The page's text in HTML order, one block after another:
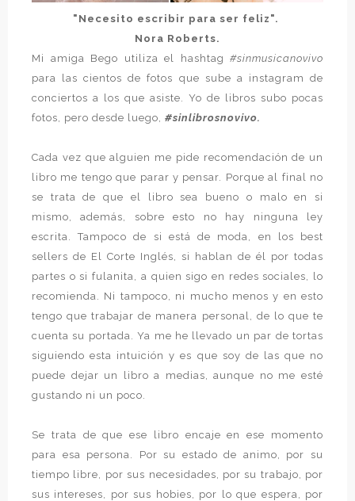
"Necesito escribir para ser feliz".
Nora Roberts.
Mi amiga Bego utiliza el hashtag #sinmusicanovivo
para las cientos de fotos que sube a instagram de
conciertos a los que asiste. Yo de libros subo pocas
fotos, pero desde luego, #sinlibrosnovivo.
Cada vez que alguien me pide recomendación de un
libro me tengo que parar y pensar. Porque al final no
se trata de que el libro sea bueno o malo en si
mismo, además, sobre esto no hay ninguna ley
escrita. Tampoco de si está de moda, en los best
sellers de El Corte Inglés, si hablan de él por todas
partes o si fulanita, a quien sigo en redes sociales, lo
recomienda. Ni tampoco, ni mucho menos y en esto
tengo que trabajar de manera personal, de lo que te
cuenta su portada. Ya me he llevado un par de tortas
siguiendo esta intuición y es que soy de las que no
puede dejar un libro a medias, aunque no me esté
gustando ni un poco.
Se trata de que ese libro encaje en ese momento
para esa persona. Por su estado de animo, por su
tiempo libre, por sus necesidades, por su trabajo, por
sus intereses, por sus hobies, por lo que espera, por